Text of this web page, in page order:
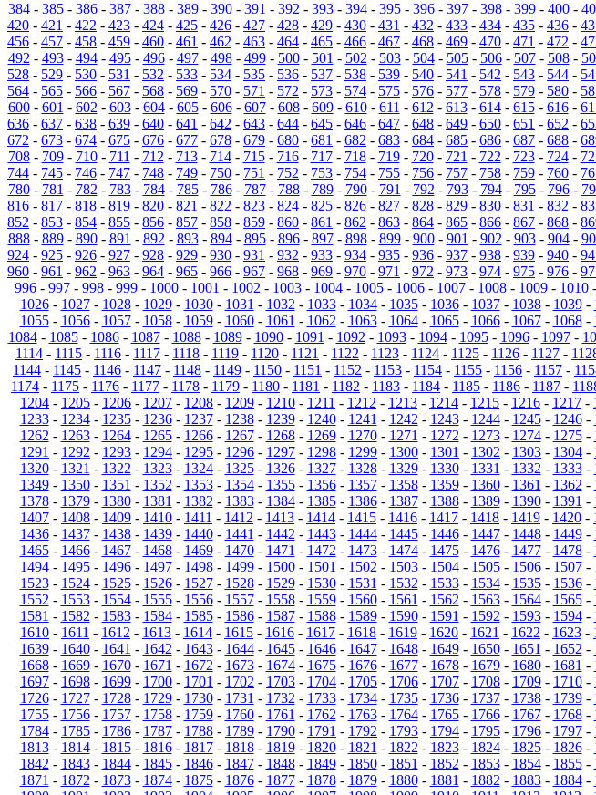
384- 385- 386- 387- 388- 389- 390- 391 - 392 - 393- 394- 395- 396- 397- 398- 399- 400-
420 - 421 - 422 - 423 - 424 - 425 - 426 - 427 - 428 - 429 - 430 - 431 - 432 - 433 - 434 - 435 - 436 -
456 - 457 - 458 - 459 - 460 - 461 - 462 - 463 - 464 - 465 - 466 - 467 - 468 - 469 - 470 - 471 - 472 -
492 - 493- 494- 495- 496- 497- 498- 499- 500- 501 - 502 - 503- 504- 505- 506- 507- 508-
528 - 529 - 530 - 531 - 532 - 533 - 534 - 535 - 536 - 537 - 538 - 539 - 540 - 541 - 542 - 543 - 544 -
564 - 565 - 566 - 567 - 568 - 569 - 570 - 571 - 572 - 573 - 574 - 575 - 576 - 577 - 578 - 579 - 580 -
600- 601 - 602 - 603- 604- 605- 606- 607- 608- 609- 610- 611 - 612 - 613- 614- 615- 616-
636 - 637 - 638 - 639 - 640 - 641 - 642 - 643 - 644 - 645 - 646 - 647 - 648 - 649 - 650 - 651 - 652 -
672 - 673 - 674 - 675 - 676 - 677 - 678 - 679 - 680 - 681 - 682 - 683 - 684 - 685 - 686 - 687 - 688 -
708- 709- 710- 711 - 712 - 713- 714- 715- 716- 717- 718- 719- 720- 721 - 722 - 723- 724-
744 - 745 - 746 - 747 - 748 - 749 - 750 - 751 - 752 - 753 - 754 - 755 - 756 - 757 - 758 - 759 - 760 -
780- 781 - 782 - 783- 784- 785- 786- 787- 788- 789- 790- 791 - 792 - 793- 794- 795- 796-
816 - 817 - 818 - 819 - 820 - 821 - 822 - 823 - 824 - 825 - 826 - 827 - 828 - 829 - 830 - 831 - 832 -
852 - 853 - 854 - 855 - 856 - 857 - 858 - 859 - 860 - 861 - 862 - 863 - 864 - 865 - 866 - 867 - 868 -
888- 889- 890- 891 - 892 - 893- 894- 895- 896- 897- 898- 899- 900- 901 - 902 - 903- 904-
924 - 925 - 926 - 927 - 928 - 929 - 930 - 931 - 932 - 933 - 934 - 935 - 936 - 937 - 938 - 939 - 940 -
960 - 961 - 962 - 963 - 964 - 965 - 966 - 967 - 968 - 969 - 970 - 971 - 972 - 973 - 974 - 975 - 976 -
996- 997- 998- 999- 1000- 1001 - 1002 - 1003- 1004- 1005- 1006- 1007- 1008- 1009- 1010-
1026- 1027- 1028- 1029- 1030- 1031 - 1032 - 1033- 1034- 1035- 1036- 1037- 1038- 1039-
1055- 1056- 1057- 1058- 1059- 1060- 1061 - 1062 - 1063- 1064- 1065- 1066- 1067- 1068-
1084- 1085- 1086- 1087- 1088- 1089- 1090- 1091 - 1092 - 1093- 1094- 1095- 1096- 1097-
1114 - 1115 - 1116 - 1117 - 1118 - 1119 - 1120 - 1121 - 1122 - 1123 - 1124 - 1125 - 1126 - 1127 -
1144 - 1145 - 1146 - 1147 - 1148 - 1149 - 1150 - 1151 - 1152 - 1153 - 1154 - 1155 - 1156 - 1157 -
1174 - 1175 - 1176 - 1177 - 1178 - 1179 - 1180 - 1181 - 1182 - 1183 - 1184 - 1185 - 1186 - 1187 -
1204 - 1205 - 1206 - 1207 - 1208 - 1209 - 1210 - 1211 - 1212 - 1213 - 1214 - 1215 - 1216 - 1217 -
1233- 1234- 1235- 1236- 1237- 1238- 1239- 1240- 1241 - 1242 - 1243- 1244- 1245- 1246-
1262 - 1263- 1264- 1265- 1266- 1267- 1268- 1269- 1270- 1271 - 1272 - 1273- 1274- 1275-
1291 - 1292 - 1293 - 1294 - 1295 - 1296 - 1297 - 1298 - 1299 - 1300 - 1301 - 1302 - 1303 - 1304 -
1320- 1321 - 1322 - 1323- 1324- 1325- 1326- 1327- 1328- 1329- 1330- 1331 - 1332 - 1333-
1349- 1350- 1351 - 1352 - 1353- 1354- 1355- 1356- 1357- 1358- 1359- 1360- 1361 - 1362 -
1378- 1379- 1380- 1381 - 1382 - 1383- 1384- 1385- 1386- 1387- 1388- 1389- 1390- 1391 -
1407 - 1408 - 1409 - 1410 - 1411 - 1412 - 1413 - 1414 - 1415 - 1416 - 1417 - 1418 - 1419 - 1420 -
1436- 1437- 1438- 1439- 1440- 1441 - 1442 - 1443- 1444- 1445- 1446- 1447- 1448- 1449-
1465- 1466- 1467- 1468- 1469- 1470- 1471 - 1472 - 1473- 1474- 1475- 1476- 1477- 1478-
1494 - 1495 - 1496 - 1497 - 1498 - 1499 - 1500 - 1501 - 1502 - 1503 - 1504 - 1505 - 1506 - 1507 -
1523- 1524- 1525- 1526- 1527- 1528- 1529- 1530- 1531 - 1532 - 1533- 1534- 1535- 1536-
1552 - 1553- 1554- 1555- 1556- 1557- 1558- 1559- 1560- 1561 - 1562 - 1563- 1564- 1565-
1581 - 1582 - 1583- 1584- 1585- 1586- 1587- 1588- 1589- 1590- 1591 - 1592 - 1593- 1594-
1610 - 1611 - 1612 - 1613 - 1614 - 1615 - 1616 - 1617 - 1618 - 1619 - 1620 - 1621 - 1622 - 1623 -
1639- 1640- 1641 - 1642 - 1643- 1644- 1645- 1646- 1647- 1648- 1649- 1650- 1651 - 1652 -
1668- 1669- 1670- 1671 - 1672 - 1673- 1674- 1675- 1676- 1677- 1678- 1679- 1680- 1681 -
1697 - 1698 - 1699 - 1700 - 1701 - 1702 - 1703 - 1704 - 1705 - 1706 - 1707 - 1708 - 1709 - 1710 -
1726- 1727- 1728- 1729- 1730- 1731 - 1732 - 1733- 1734- 1735- 1736- 1737- 1738- 1739-
1755- 1756- 1757- 1758- 1759- 1760- 1761 - 1762 - 1763- 1764- 1765- 1766- 1767- 1768-
1784 - 1785 - 1786 - 1787 - 1788 - 1789 - 1790 - 1791 - 1792 - 1793 - 1794 - 1795 - 1796 - 1797 -
1813- 1814- 1815- 1816- 1817- 1818- 1819- 1820- 1821 - 1822 - 1823- 1824- 1825- 1826-
1842 - 1843- 1844- 1845- 1846- 1847- 1848- 1849- 1850- 1851 - 1852 - 1853- 1854- 1855-
1871 - 1872 - 1873- 1874- 1875- 1876- 1877- 1878- 1879- 1880- 1881 - 1882 - 1883- 1884-